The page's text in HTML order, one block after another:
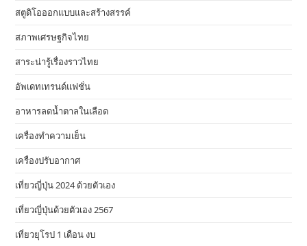
สตูดิโอออกแบบและสร้างสรรค์
สภาพเศรษฐกิจไทย
สาระน่ารู้เรื่องราวไทย
อัพเดทเทรนด์แฟชั่น
อาหารลดน้ำตาลในเลือด
เครื่องทำความเย็น
เครื่องปรับอากาศ
เที่ยวญี่ปุ่น 2024 ด้วยตัวเอง
เที่ยวญี่ปุ่นด้วยตัวเอง 2567
เที่ยวยุโรป 1 เดือน งบ